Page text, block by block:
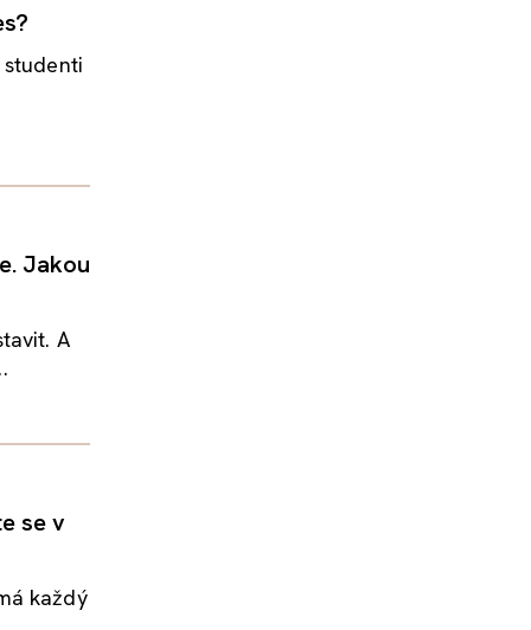
studenti
Jakou
A
se v
každý